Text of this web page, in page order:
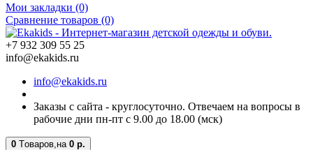
Мои закладки (0)
Сравнение товаров (0)
+7 932 309 55 25
info@ekakids.ru
info@ekakids.ru
Заказы с сайта - круглосуточно. Отвечаем на вопросы в
рабочие дни пн-пт с 9.00 до 18.00 (мск)
0 Tоваров, на 0 р.